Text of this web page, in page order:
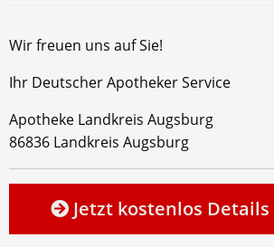
Wir freuen uns auf Sie!
Ihr Deutscher Apotheker Service
Apotheke Landkreis Augsburg
86836 Landkreis Augsburg
Jetzt kostenlos